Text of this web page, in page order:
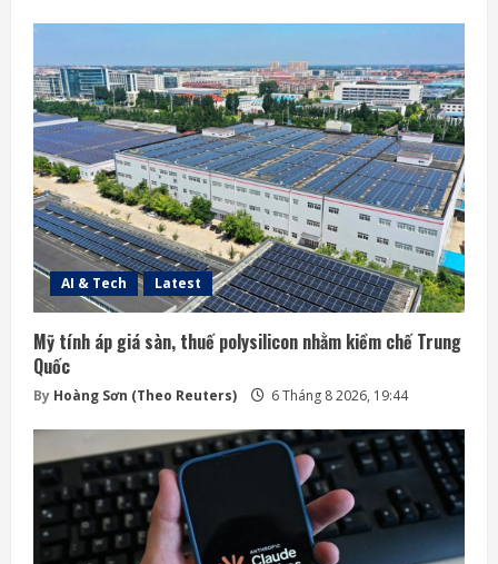
AI & Tech Latest
Mỹ tính áp giá sàn, thuế polysilicon nhằm kiềm chế Trung
Quốc
By Hoàng Sơn (Theo Reuters) 6 Tháng 8 2026, 19:44